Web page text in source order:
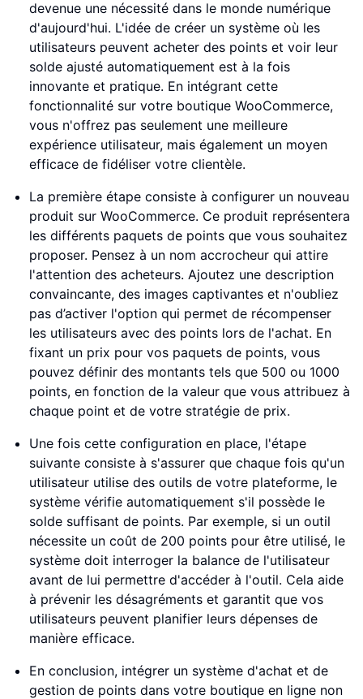
devenue une nécessité dans le monde numérique
d'aujourd'hui. L'idée de créer un système où les
utilisateurs peuvent acheter des points et voir leur
solde ajusté automatiquement est à la fois
innovante et pratique. En intégrant cette
fonctionnalité sur votre boutique WooCommerce,
vous n'offrez pas seulement une meilleure
expérience utilisateur, mais également un moyen
efficace de fidéliser votre clientèle.
La première étape consiste à configurer un nouveau
produit sur WooCommerce. Ce produit représentera
les différents paquets de points que vous souhaitez
proposer. Pensez à un nom accrocheur qui attire
l'attention des acheteurs. Ajoutez une description
convaincante, des images captivantes et n'oubliez
pas d’activer l'option qui permet de récompenser
les utilisateurs avec des points lors de l'achat. En
fixant un prix pour vos paquets de points, vous
pouvez définir des montants tels que 500 ou 1000
points, en fonction de la valeur que vous attribuez à
chaque point et de votre stratégie de prix.
Une fois cette configuration en place, l'étape
suivante consiste à s'assurer que chaque fois qu'un
utilisateur utilise des outils de votre plateforme, le
système vérifie automatiquement s'il possède le
solde suffisant de points. Par exemple, si un outil
nécessite un coût de 200 points pour être utilisé, le
système doit interroger la balance de l'utilisateur
avant de lui permettre d'accéder à l'outil. Cela aide
à prévenir les désagréments et garantit que vos
utilisateurs peuvent planifier leurs dépenses de
manière efficace.
En conclusion, intégrer un système d'achat et de
gestion de points dans votre boutique en ligne non